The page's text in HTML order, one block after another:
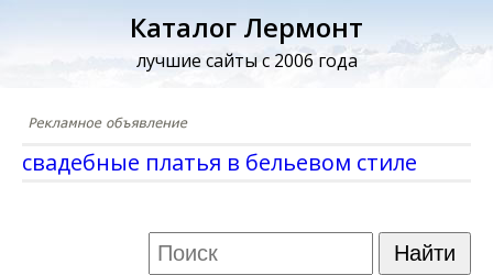
Каталог Лермонт
лучшие сайты с 2006 года
свадебные платья в бельевом стиле